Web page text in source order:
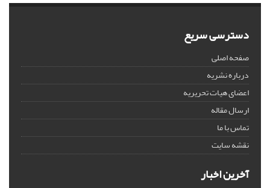
دسترسی سریع
صفحه اصلی
درباره نشریه
اعضای هیات تحریریه
ارسال مقاله
تماس با ما
نقشه سایت
آخرین اخبار